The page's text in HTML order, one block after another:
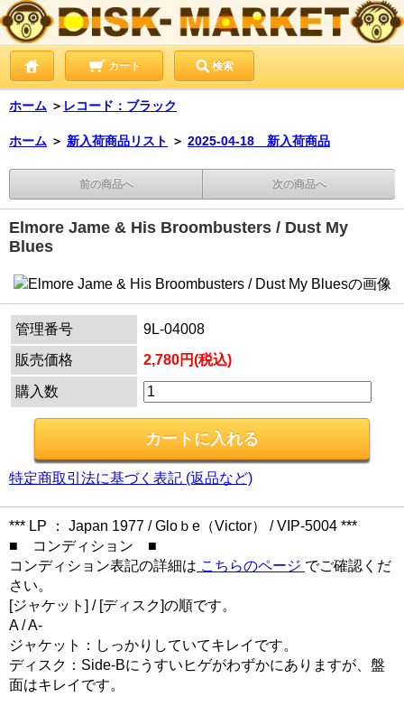
カート 検索
ホーム ＞ レコード：ブラック
ホーム ＞ 新入荷商品リスト ＞ 2025-04-18 新入荷商品
前の商品へ 次の商品へ
Elmore Jame & His Broombusters / Dust My
Blues
管理番号
9L-04008
販売価格
2,780円(税込)
購入数
特定商取引法に基づく表記 (返品など)
*** LP ： Japan 1977 / Gloｂe（Victor） / VIP-5004 ***
■ コンディション ■
コンディション表記の詳細は こちらのページ でご確認くだ
さい。
[ジャケット] / [ディスク]の順です。
A / A-
ジャケット：しっかりしていてキレイです。
ディスク：Side-Bにうすいヒゲがわずかにありますが、盤
面はキレイです。